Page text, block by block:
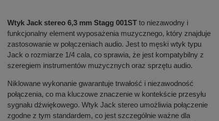
Wtyk Jack stereo 6,3 mm Stagg 001ST to niezawodny i
funkcjonalny element wyposażenia muzycznego, który znajduje
zastosowanie w połączeniach audio. Jest to męski wtyk typu
Jack o rozmiarze 1/4 cala, co sprawia, że jest kompatybilny z
szeregiem instrumentów muzycznych oraz sprzętu audio.
Niklowane wykonanie gwarantuje trwałość i niezawodność
połączenia, co ma kluczowe znaczenie w kontekście przesyłu
sygnału dźwiękowego. Wtyk Jack stereo umożliwia połączenie
zgodne z tym standardem, co jest szczególnie ważne dla